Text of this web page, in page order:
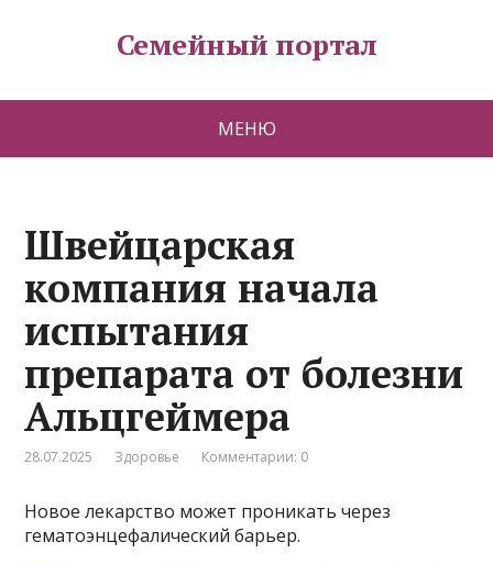
Семейный портал
МЕНЮ
Швейцарская
компания начала
испытания
препарата от болезни
Альцгеймера
28.07.2025 Здоровье Комментарии: 0
Новое лекарство может проникать через
гематоэнцефалический барьер.